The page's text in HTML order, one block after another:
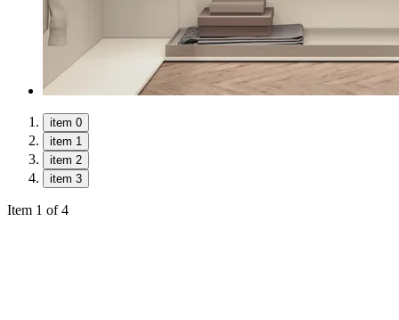
item 0
item 1
item 2
item 3
Item 1 of 4